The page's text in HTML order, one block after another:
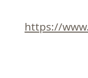
https://